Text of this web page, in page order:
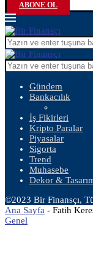
ABONE OL
Gündem
Bankacılık
İş Fikirleri
Kripto Paralar
Piyasalar
Sigorta
Trend
Muhasebe
Dekor &
©2023 Bir Finansçı,
Ana Sayfa - Fatih
Genel